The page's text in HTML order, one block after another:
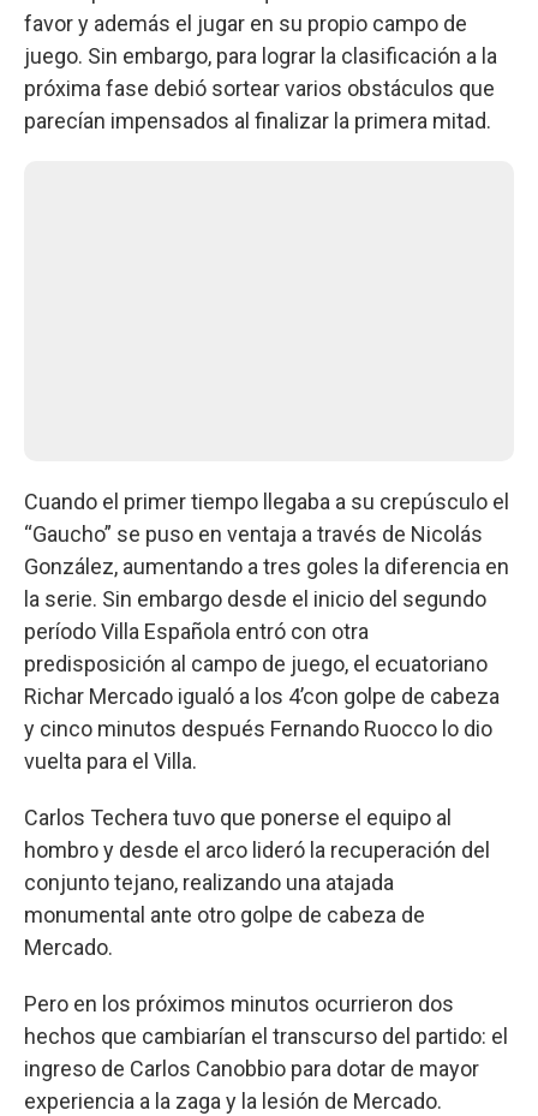
favor y además el jugar en su propio campo de
juego. Sin embargo, para lograr la clasificación a la
próxima fase debió sortear varios obstáculos que
parecían impensados al finalizar la primera mitad.
Cuando el primer tiempo llegaba a su crepúsculo el
“Gaucho” se puso en ventaja a través de Nicolás
González, aumentando a tres goles la diferencia en
la serie. Sin embargo desde el inicio del segundo
período Villa Española entró con otra
predisposición al campo de juego, el ecuatoriano
Richar Mercado igualó a los 4’con golpe de cabeza
y cinco minutos después Fernando Ruocco lo dio
vuelta para el Villa.
Carlos Techera tuvo que ponerse el equipo al
hombro y desde el arco lideró la recuperación del
conjunto tejano, realizando una atajada
monumental ante otro golpe de cabeza de
Mercado.
Pero en los próximos minutos ocurrieron dos
hechos que cambiarían el transcurso del partido: el
ingreso de Carlos Canobbio para dotar de mayor
experiencia a la zaga y la lesión de Mercado.